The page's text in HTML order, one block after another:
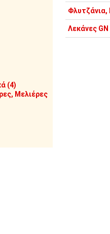
(4)
Μελιέρες
Φλυτζάνια,
Λεκάνες GN